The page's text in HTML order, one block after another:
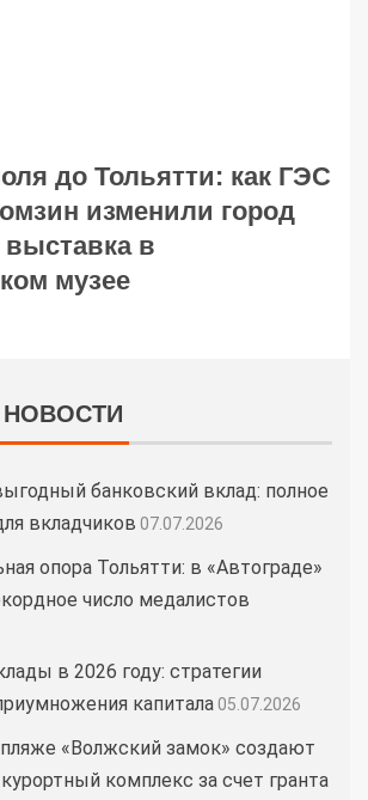
до Тольятти: как ГЭС
изменили город
в
музее
НОВОСТИ
банковский вклад: полное
вкладчиков 07.07.2026
опора Тольятти: в «Автограде»
число медалистов
в 2026 году: стратегии
капитала05.07.2026
«Волжский замок» создают
комплекс за счет гранта